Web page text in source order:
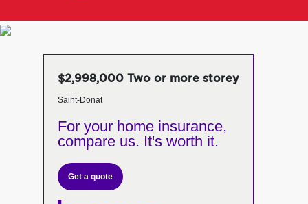
$2,998,000 Two or more storey
Saint-Donat
For your home insurance,
compare us. It's worth it.
Get a quote